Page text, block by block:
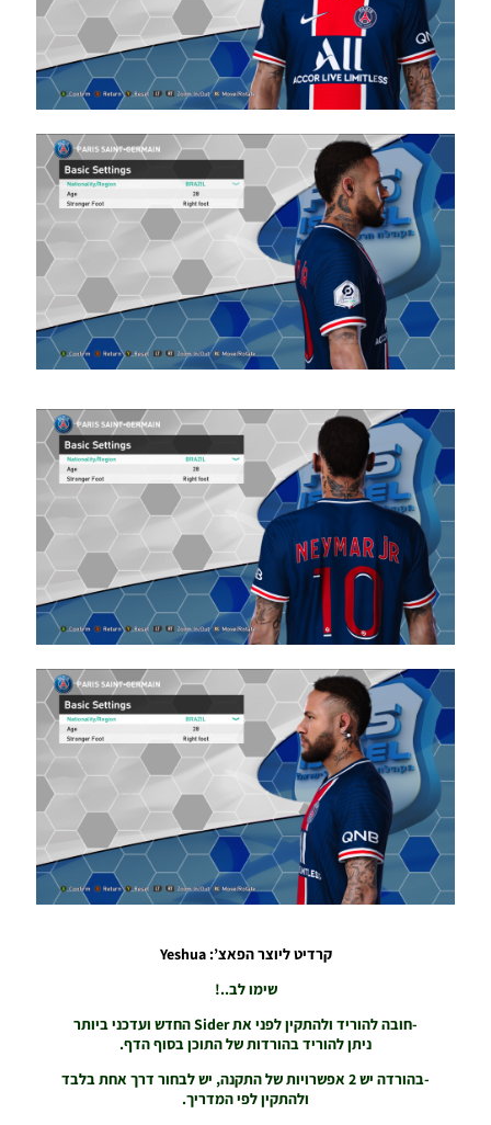
קרדיט ליוצר הפאצ’: Yeshua
שימו לב..!
-חובה להוריד ולהתקין לפני את Sider החדש ועדכני ביותר
ניתן להוריד בהורדות של התוכן בסוף הדף.
-בהורדה יש 2 אפשרויות של התקנה, יש לבחור דרך אחת בלבד
ולהתקין לפי המדריך.
Face
Updated
For The
Season
2024
05/01/2024
PES21 PC
/ פרצוף
לשחקן
אדמה
טראורה –
Adama
Traoré
Noam_r
PES21 PC /
פרצוף לשחקן
פייר-אמריק
אובאמיינג –
Face Pierre-
Emerick
Aubameyang
Noam_r
12/02/2022
20:00
PES21 PC
/ חבילה
ענקית של
פרצופים –
Random
Facepack
Noam_r
12/02/2022
18:45
PES21
PC /